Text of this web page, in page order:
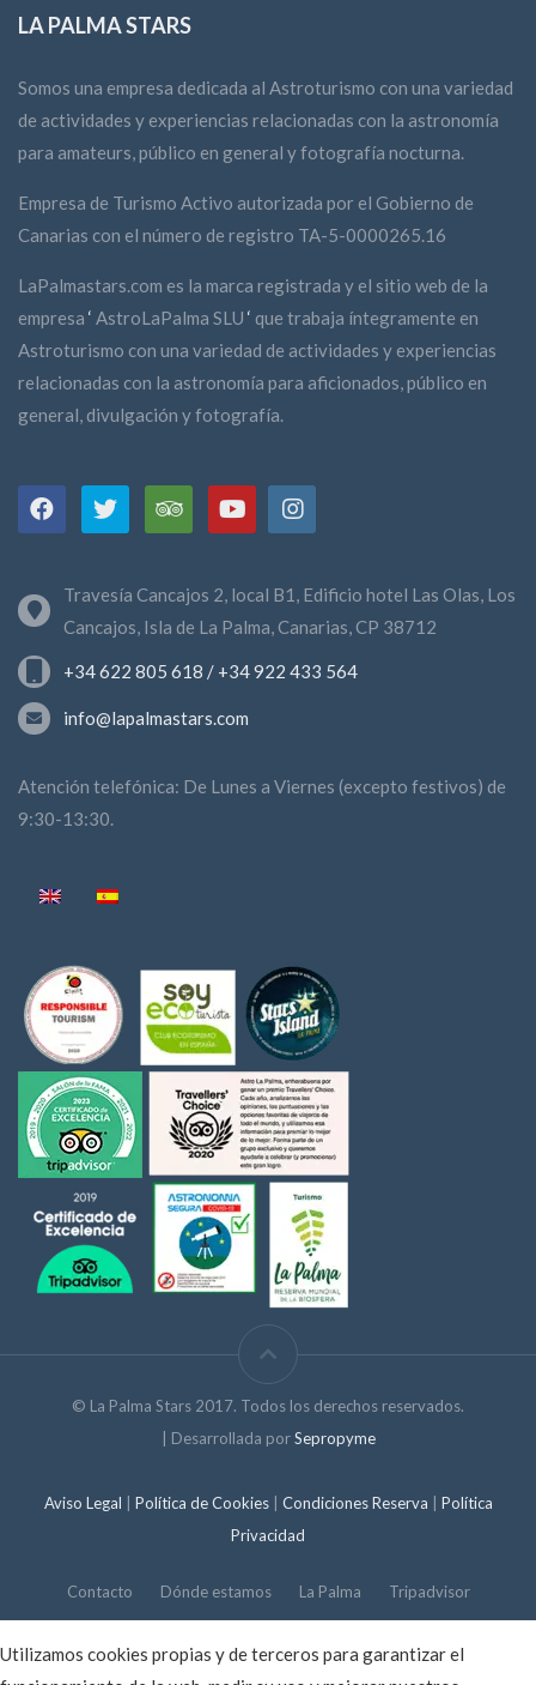
LA PALMA STARS
Somos una empresa dedicada al Astroturismo con una variedad
de actividades y experiencias relacionadas con la astronomía
para amateurs, público en general y fotografía nocturna.
Empresa de Turismo Activo autorizada por el Gobierno de
Canarias con el número de registro TA-5-0000265.16
LaPalmastars.com es la marca registrada y el sitio web de la
empresa ‘ AstroLaPalma SLU ‘ que trabaja íntegramente en
Astroturismo con una variedad de actividades y experiencias
relacionadas con la astronomía para aficionados, público en
general, divulgación y fotografía.
Travesía Cancajos 2, local B1, Edificio hotel Las Olas, Los
Cancajos, Isla de La Palma, Canarias, CP 38712
+34 622 805 618 / +34 922 433 564
info@lapalmastars.com
Atención telefónica: De Lunes a Viernes (excepto festivos) de
9:30-13:30.
© La Palma Stars 2017. Todos los derechos reservados.
| Desarrollada porSepropyme
Aviso Legal Política de Cookies| Condiciones Reserva
Política
Privacidad
Contacto Dónde estamos La Palma Tripadvisor
Utilizamos cookies propias y de terceros para garantizar el